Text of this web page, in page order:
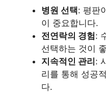
병원 선택: 평판
이 중요합니다.
전연락의 경험:
선택하는 것이
지속적인 관리 :
리를 통해 성공
다.